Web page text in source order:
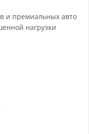
и премиальных авто
нагрузки